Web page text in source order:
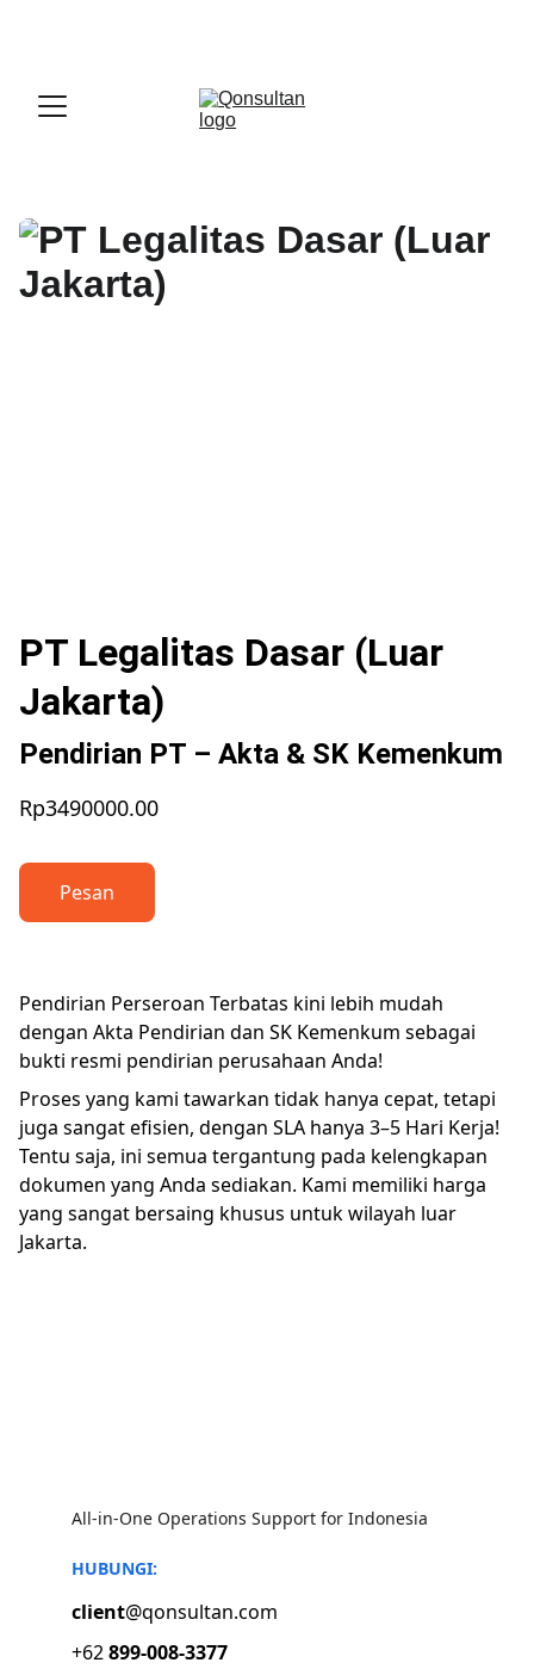
PT Legalitas Dasar (Luar
Jakarta)
Pendirian PT – Akta & SK Kemenkum
Rp3490000.00
Pesan
Pendirian Perseroan Terbatas kini lebih mudah
dengan Akta Pendirian dan SK Kemenkum sebagai
bukti resmi pendirian perusahaan Anda!
Proses yang kami tawarkan tidak hanya cepat, tetapi
juga sangat efisien, dengan SLA hanya 3–5 Hari Kerja!
Tentu saja, ini semua tergantung pada kelengkapan
dokumen yang Anda sediakan. Kami memiliki harga
yang sangat bersaing khusus untuk wilayah luar
Jakarta.
All-in-One Operations Support for Indonesia
HUBUNGI:
client@qonsultan.com
+62 899-008-3377